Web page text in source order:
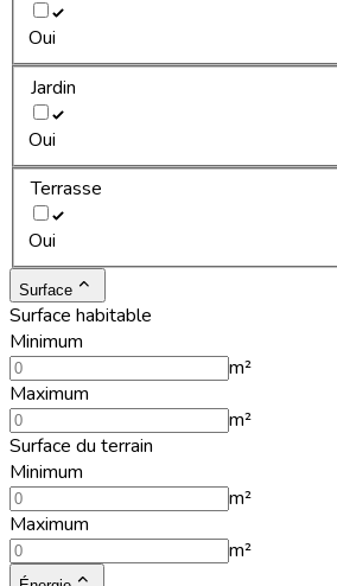
Oui
Jardin
Oui
Terrasse
Oui
Surface
Surface habitable
Minimum
m²
Maximum
m²
Surface du terrain
Minimum
m²
Maximum
m²